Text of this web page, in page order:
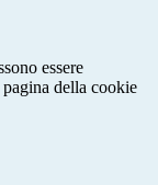
essere
della cookie